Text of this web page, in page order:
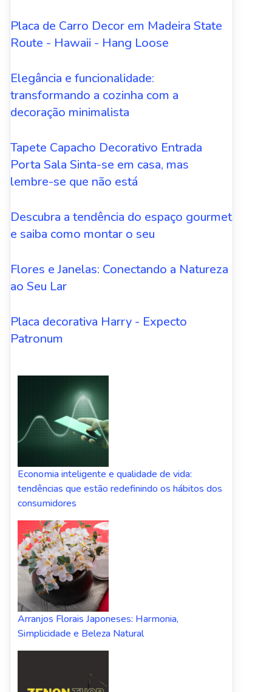
Placa de Carro Decor em Madeira State
Route - Hawaii - Hang Loose
Elegância e funcionalidade:
transformando a cozinha com a
decoração minimalista
Tapete Capacho Decorativo Entrada
Porta Sala Sinta-se em casa, mas
lembre-se que não está
Descubra a tendência do espaço gourmet
e saiba como montar o seu
Flores e Janelas: Conectando a Natureza
ao Seu Lar
Placa decorativa Harry - Expecto
Patronum
Economia inteligente e qualidade de vida:
tendências que estão redefinindo os hábitos dos
consumidores
Arranjos Florais Japoneses: Harmonia,
Simplicidade e Beleza Natural